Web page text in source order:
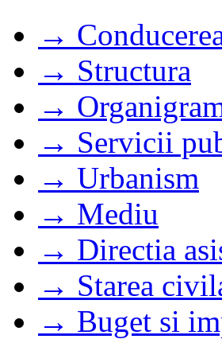
→
→ Structura
→
→ Servicii
→ Urbanism
→ Mediu
→ Directia
→ Starea
→ Buget si